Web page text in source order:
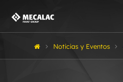
Noticias y Eventos